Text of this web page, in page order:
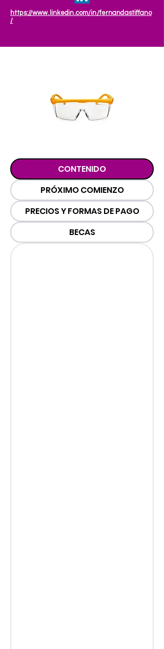
https://www.linkedin.com/in/fernandastiffano
/
CONTENIDO
PRÓXIMO COMIENZO
PRECIOS Y FORMAS DE PAGO
BECAS